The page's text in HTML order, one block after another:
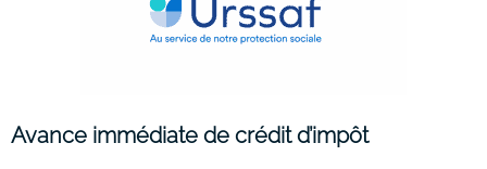
Avance immédiate de crédit d’impôt